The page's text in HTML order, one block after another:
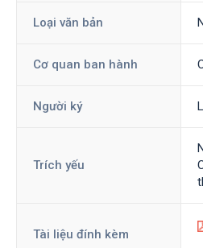
Loại văn bản
Cơ quan ban hành
Người ký
Trích yếu
Tài liệu đính kèm